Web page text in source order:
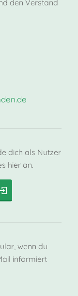
den Verstand
dich als Nutzer
hier an.
wenn du
informiert